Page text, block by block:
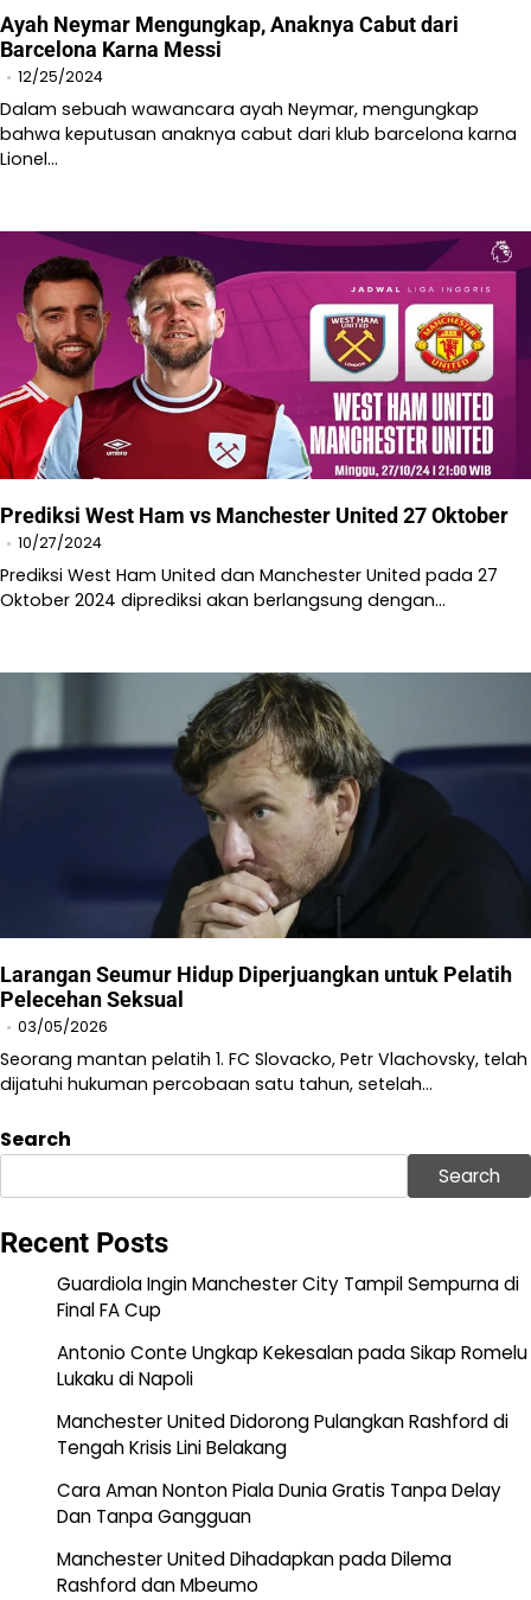
Ayah Neymar Mengungkap, Anaknya Cabut dari
Barcelona Karna Messi
12/25/2024
​Dalam sebuah wawancara ayah Neymar, mengungkap
bahwa keputusan anaknya cabut dari klub barcelona karna
Lionel…
Prediksi West Ham vs Manchester United 27 Oktober
10/27/2024
Prediksi West Ham United dan Manchester United pada 27
Oktober 2024 diprediksi akan berlangsung dengan…
Larangan Seumur Hidup Diperjuangkan untuk Pelatih
Pelecehan Seksual
03/05/2026
Seorang mantan pelatih 1. FC Slovacko, Petr Vlachovsky, telah
dijatuhi hukuman percobaan satu tahun, setelah…
Search
Search
Recent Posts
Guardiola Ingin Manchester City Tampil Sempurna di
Final FA Cup
Antonio Conte Ungkap Kekesalan pada Sikap Romelu
Lukaku di Napoli
Manchester United Didorong Pulangkan Rashford di
Tengah Krisis Lini Belakang
Cara Aman Nonton Piala Dunia Gratis Tanpa Delay
Dan Tanpa Gangguan
Manchester United Dihadapkan pada Dilema
Rashford dan Mbeumo